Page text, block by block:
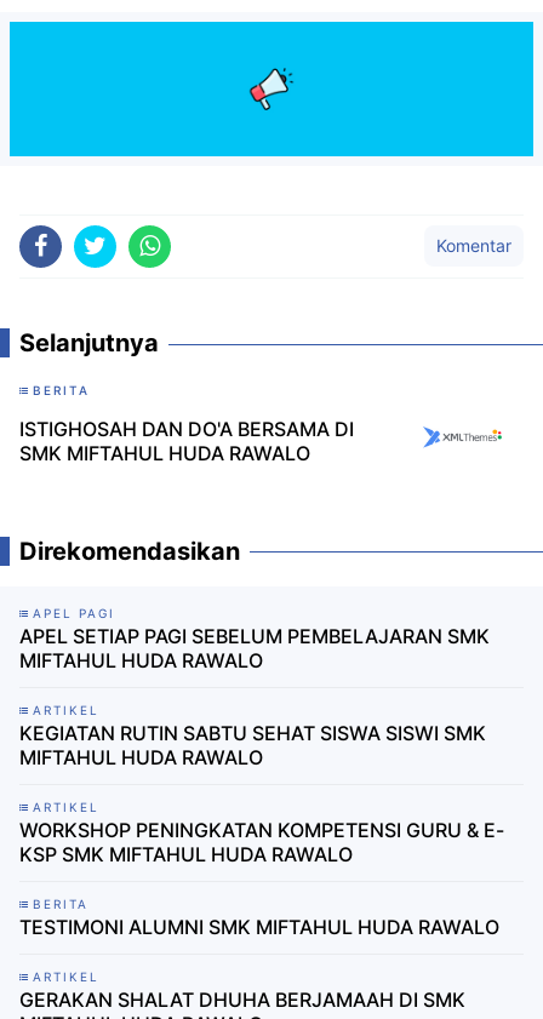
Komentar
Selanjutnya
BERITA
ISTIGHOSAH DAN DO'A BERSAMA DI
SMK MIFTAHUL HUDA RAWALO
Direkomendasikan
APEL PAGI
APEL SETIAP PAGI SEBELUM PEMBELAJARAN SMK
MIFTAHUL HUDA RAWALO
ARTIKEL
KEGIATAN RUTIN SABTU SEHAT SISWA SISWI SMK
MIFTAHUL HUDA RAWALO
ARTIKEL
WORKSHOP PENINGKATAN KOMPETENSI GURU & E-
KSP SMK MIFTAHUL HUDA RAWALO
BERITA
TESTIMONI ALUMNI SMK MIFTAHUL HUDA RAWALO
ARTIKEL
GERAKAN SHALAT DHUHA BERJAMAAH DI SMK